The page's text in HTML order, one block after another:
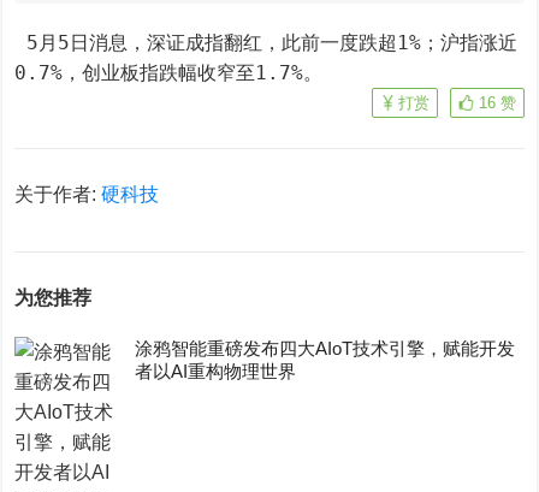
0.7%，创业板指跌幅收窄至1.7%。
16 赞
打赏
关于作者:硬科技
为您推荐
涂鸦智能重磅发布四大AIoT技术引擎，赋能开发
者以AI重构物理世界